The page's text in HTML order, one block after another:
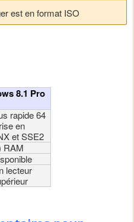
est en format ISO
8.1 Pro
rapide 64
en
et SSE2
RAM
lecteur